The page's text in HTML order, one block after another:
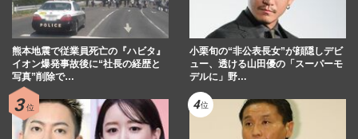
熊本地震で従業員死亡の『ハビタ』
イオン爆発事故後に“社長の経歴と
写真”削除で…
小栗旬の“非公表長女”が顔隠しデビ
ュー、透ける山田優の「スーパーモ
デルに」野…